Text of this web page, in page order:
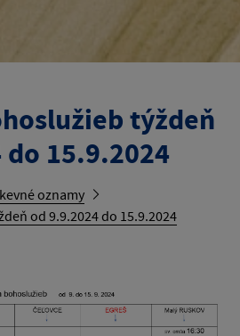
týždeň
15.9.2024
oznamy
od 9.9.2024 do 15.9.2024